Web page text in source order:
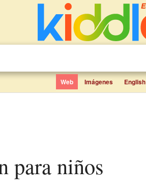
Web Imágenes English
para niños